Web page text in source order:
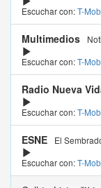
Escuchar con:T-
Multimedios
Escuchar con:T-
Radio Nueva
Escuchar con:T-
ESNE
El
Escuchar con:T-